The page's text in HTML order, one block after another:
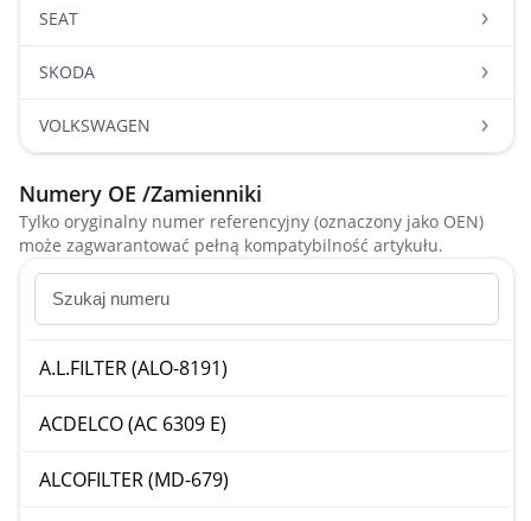
SEAT
SKODA
VOLKSWAGEN
Numery OE /Zamienniki
Tylko oryginalny numer referencyjny (oznaczony jako OEN)
może zagwarantować pełną kompatybilność artykułu.
A.L.FILTER (ALO-8191)
ACDELCO (AC 6309 E)
ALCOFILTER (MD-679)